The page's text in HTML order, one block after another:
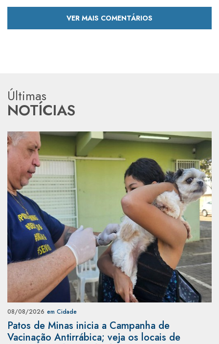
VER MAIS COMENTÁRIOS
Últimas
NOTÍCIAS
08/08/2026 em Cidade
Patos de Minas inicia a Campanha de
Vacinação Antirrábica; veja os locais de